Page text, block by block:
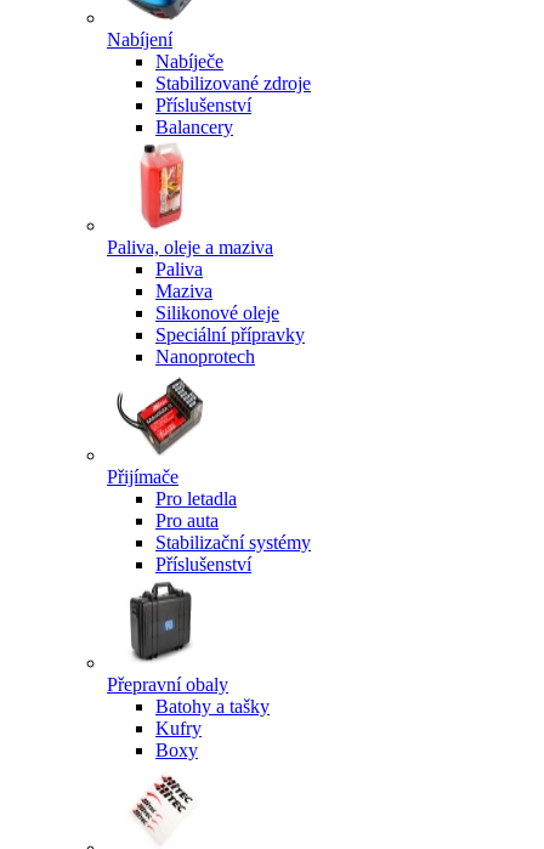
Nabíjení
Nabíječe
Stabilizované zdroje
Příslušenství
Balancery
Paliva, oleje a maziva
Paliva
Maziva
Silikonové oleje
Speciální přípravky
Nanoprotech
Přijímače
Pro letadla
Pro auta
Stabilizační systémy
Příslušenství
Přepravní obaly
Batohy a tašky
Kufry
Boxy